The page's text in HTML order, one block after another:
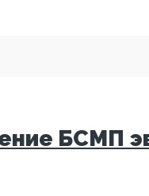
БСМП